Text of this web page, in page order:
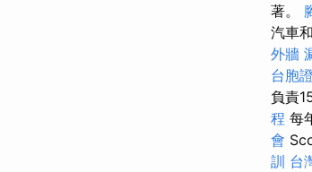
著。
汽車
外牆
台胞
負責
程 每
會
訓 台